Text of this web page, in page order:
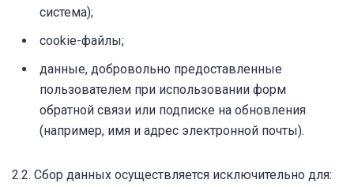
система);
cookie-файлы;
данные, добровольно предоставленные
пользователем при использовании форм
обратной связи или подписке на обновления
(например, имя и адрес электронной почты).
2.2. Сбор данных осуществляется исключительно для: